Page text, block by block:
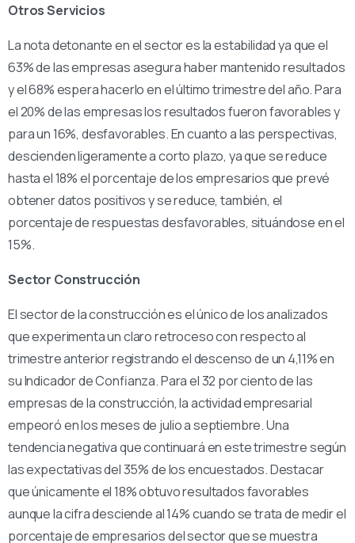
Otros Servicios
La nota detonante en el sector es la estabilidad ya que el
63% de las empresas asegura haber mantenido resultados
y el 68% espera hacerlo en el último trimestre del año. Para
el 20% de las empresas los resultados fueron favorables y
para un 16%, desfavorables. En cuanto a las perspectivas,
descienden ligeramente a corto plazo, ya que se reduce
hasta el 18% el porcentaje de los empresarios que prevé
obtener datos positivos y se reduce, también, el
porcentaje de respuestas desfavorables, situándose en el
15%.
Sector Construcción
El sector de la construcción es el único de los analizados
que experimenta un claro retroceso con respecto al
trimestre anterior registrando el descenso de un 4,11% en
su Indicador de Confianza. Para el 32 por ciento de las
empresas de la construcción, la actividad empresarial
empeoró en los meses de julio a septiembre. Una
tendencia negativa que continuará en este trimestre según
las expectativas del 35% de los encuestados. Destacar
que únicamente el 18% obtuvo resultados favorables
aunque la cifra desciende al 14% cuando se trata de medir el
porcentaje de empresarios del sector que se muestra